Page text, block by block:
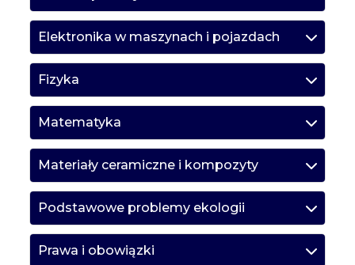
Elektronika w maszynach i pojazdach
Fizyka
Matematyka
Materiały ceramiczne i kompozyty
Podstawowe problemy ekologii
Prawa i obowiązki